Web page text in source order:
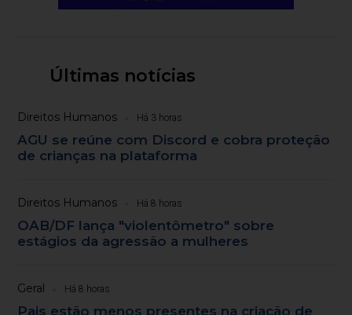
Últimas notícias
Direitos Humanos Há 3 horas
AGU se reúne com Discord e cobra proteção
de crianças na plataforma
Direitos Humanos Há 8 horas
OAB/DF lança "violentômetro" sobre
estágios da agressão a mulheres
Geral Há 8 horas
Pais estão menos presentes na criação de